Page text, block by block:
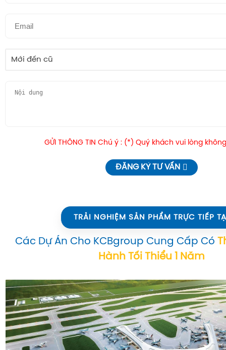
Mới đến cũ
GỬI THÔNG TIN Chú ý : (*) Quý khách vui lòng
ĐĂNG KÝ TƯ VẤN
TRẢI NGHIỆM SẢN PHẨM TRỰC TIẾP
Các Dự Án Cho KCBgroup Cung Cấp Có
Hành Tối Thiểu 1 Năm